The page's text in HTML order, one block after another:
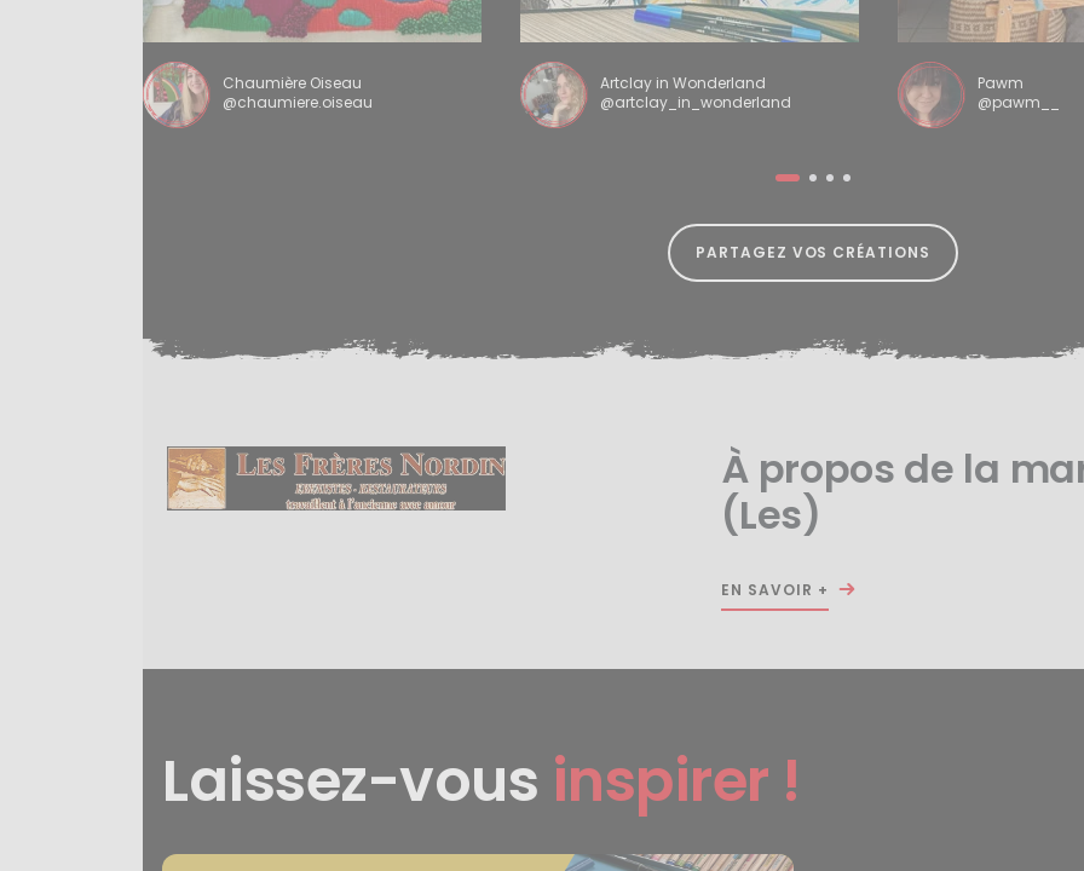
Chaumière Oiseau
@chaumiere.oiseau
Artclay in Wonderland
@artclay_in_wonderland
Pawm
@pawm__
PARTAGEZ VOS CRÉATIONS
À propos de la
(Les)
EN SAVOIR +
Laissez-vous inspirer !